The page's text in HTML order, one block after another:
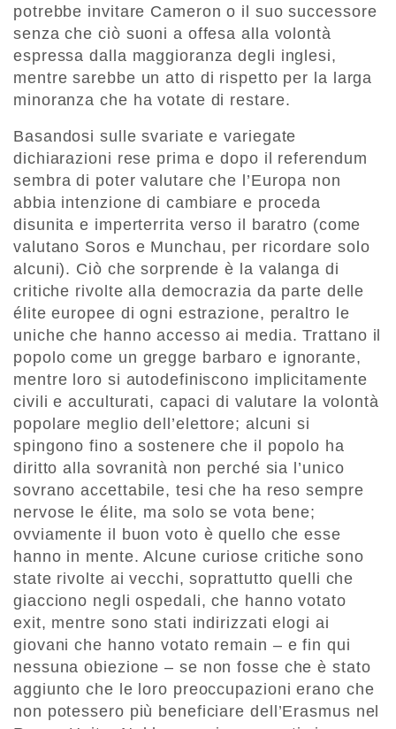
potrebbe invitare Cameron o il suo successore
senza che ciò suoni a offesa alla volontà
espressa dalla maggioranza degli inglesi,
mentre sarebbe un atto di rispetto per la larga
minoranza che ha votate di restare.
Basandosi sulle svariate e variegate
dichiarazioni rese prima e dopo il referendum
sembra di poter valutare che l’Europa non
abbia intenzione di cambiare e proceda
disunita e imperterrita verso il baratro (come
valutano Soros e Munchau, per ricordare solo
alcuni). Ciò che sorprende è la valanga di
critiche rivolte alla democrazia da parte delle
élite europee di ogni estrazione, peraltro le
uniche che hanno accesso ai media. Trattano il
popolo come un gregge barbaro e ignorante,
mentre loro si autodefiniscono implicitamente
civili e acculturati, capaci di valutare la volontà
popolare meglio dell’elettore; alcuni si
spingono fino a sostenere che il popolo ha
diritto alla sovranità non perché sia l’unico
sovrano accettabile, tesi che ha reso sempre
nervose le élite, ma solo se vota bene;
ovviamente il buon voto è quello che esse
hanno in mente. Alcune curiose critiche sono
state rivolte ai vecchi, soprattutto quelli che
giacciono negli ospedali, che hanno votato
exit, mentre sono stati indirizzati elogi ai
giovani che hanno votato remain – e fin qui
nessuna obiezione – se non fosse che è stato
aggiunto che le loro preoccupazioni erano che
non potessero più beneficiare dell’Erasmus nel